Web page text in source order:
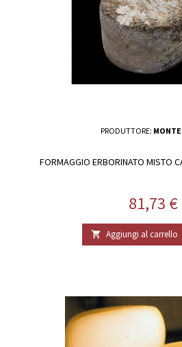
PRODUTTORE: MONTE
FORMAGGIO ERBORINATO MISTO
Prezzo
81,73 €
 Aggiungi al carrello